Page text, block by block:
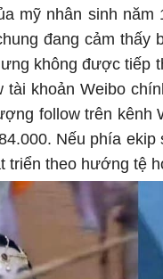
mỹ nhân sinh
đang cảm thấy
không được tiếp
tài khoản Weibo
follow trên
Nếu phía
triển theo hướng tệ